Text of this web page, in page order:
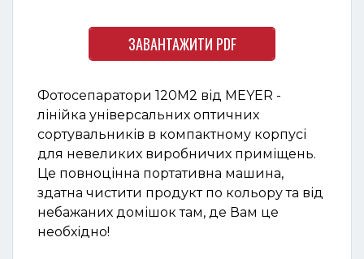
ЗАВАНТАЖИТИ PDF
Фотосепаратори 120М2 від MEYER -
лінійка універсальних оптичних
сортувальників в компактному корпусі
для невеликих виробничих приміщень.
Це повноцінна портативна машина,
здатна чистити продукт по кольору та від
небажаних домішок там, де Вам це
необхідно!